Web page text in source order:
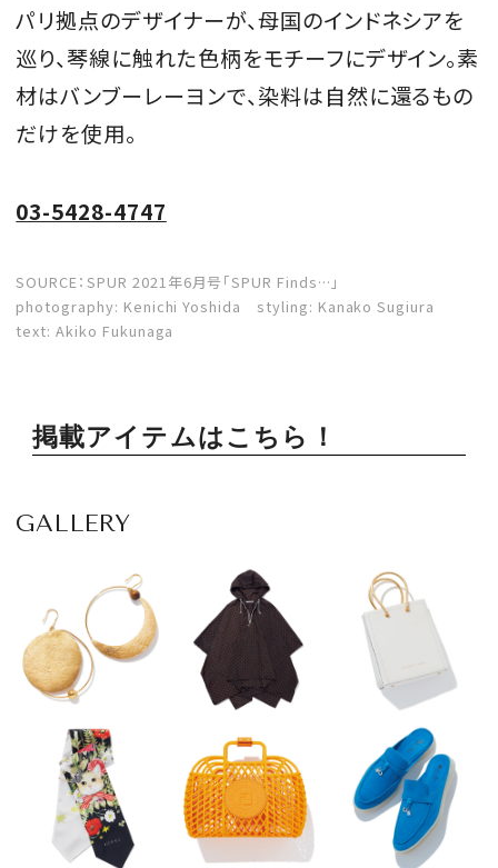
パリ拠点のデザイナーが、母国のインドネシアを
巡り、琴線に触れた色柄をモチーフにデザイン。素
材はバンブーレーヨンで、染料は自然に還るもの
だけを使用。
03-5428-4747
SOURCE：SPUR 2021年6月号「SPUR Finds…」
photography: Kenichi Yoshida styling: Kanako Sugiura
text: Akiko Fukunaga
掲載アイテムはこちら！
GALLERY